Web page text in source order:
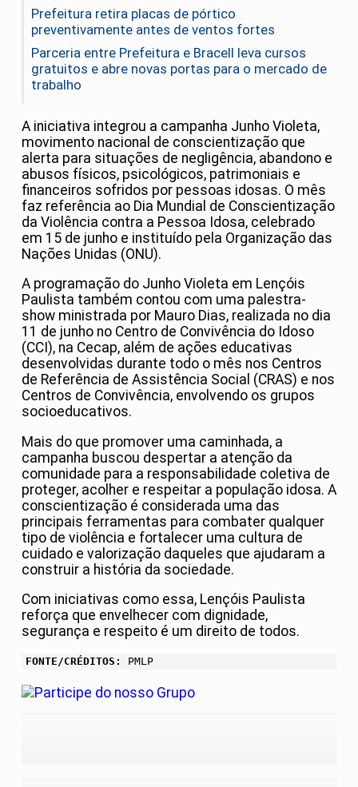
Prefeitura retira placas de pórtico
preventivamente antes de ventos fortes
Parceria entre Prefeitura e Bracell leva cursos
gratuitos e abre novas portas para o mercado de
trabalho
A iniciativa integrou a campanha Junho Violeta,
movimento nacional de conscientização que
alerta para situações de negligência, abandono e
abusos físicos, psicológicos, patrimoniais e
financeiros sofridos por pessoas idosas. O mês
faz referência ao Dia Mundial de Conscientização
da Violência contra a Pessoa Idosa, celebrado
em 15 de junho e instituído pela Organização das
Nações Unidas (ONU).
A programação do Junho Violeta em Lençóis
Paulista também contou com uma palestra-
show ministrada por Mauro Dias, realizada no dia
11 de junho no Centro de Convivência do Idoso
(CCI), na Cecap, além de ações educativas
desenvolvidas durante todo o mês nos Centros
de Referência de Assistência Social (CRAS) e nos
Centros de Convivência, envolvendo os grupos
socioeducativos.
Mais do que promover uma caminhada, a
campanha buscou despertar a atenção da
comunidade para a responsabilidade coletiva de
proteger, acolher e respeitar a população idosa. A
conscientização é considerada uma das
principais ferramentas para combater qualquer
tipo de violência e fortalecer uma cultura de
cuidado e valorização daqueles que ajudaram a
construir a história da sociedade.
Com iniciativas como essa, Lençóis Paulista
reforça que envelhecer com dignidade,
segurança e respeito é um direito de todos.
FONTE/CRÉDITOS: PMLP